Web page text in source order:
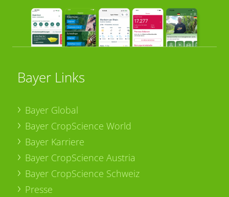
Bayer Links
Bayer Global
Bayer CropScience World
Bayer Karriere
Bayer CropScience Austria
Bayer CropScience Schweiz
Presse